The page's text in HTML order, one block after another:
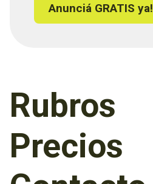
Anunciá GRATIS ya!
Rubros
Precios